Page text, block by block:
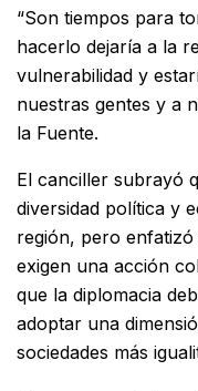
“Son tiempos para
hacerlo dejaría a la
vulnerabilidad y
nuestras gentes y a
la Fuente.
El canciller subrayó
diversidad política y
región, pero
exigen una acción
que la diplomacia
adoptar una
sociedades más